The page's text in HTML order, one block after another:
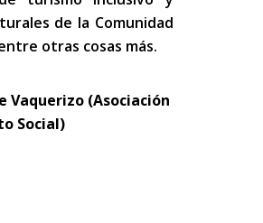
de la Comunidad
otras cosas más.
Vaquerizo (Asociación
Social)